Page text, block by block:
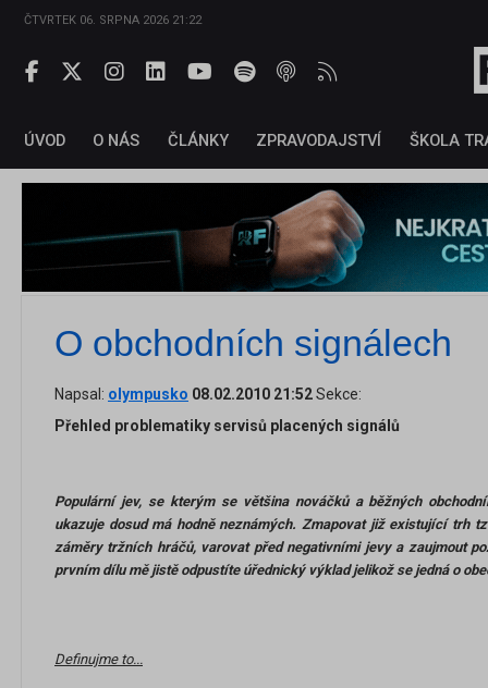
ČTVRTEK 06. SRPNA 2026 21:22
ÚVOD O NÁS ČLÁNKY ZPRAVODAJSTVÍ ŠKOLA
O obchodních signálech
Napsal: olympusko 08.02.2010 21:52Sekce:
Přehled problematiky servisů placených signálů
Populární jev, se kterým se většina nováčků a běžných
ukazuje dosud má hodně neznámých. Zmapovat již existující trh
záměry tržních hráčů, varovat před negativními jevy a zaujmout
prvním dílu mě jistě odpustíte úřednický výklad jelikož se jedná o
Definujme to...